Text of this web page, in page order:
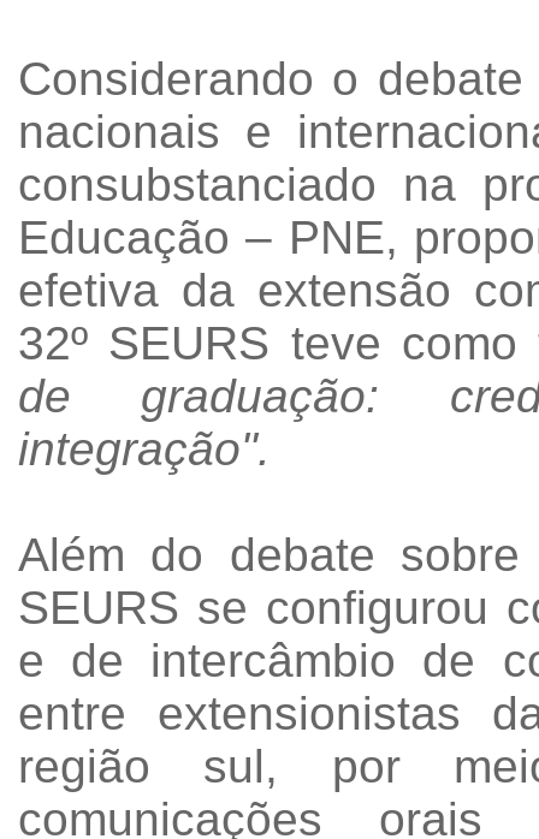
Considerando o
nacionais e
consubstanciado na
Educação – PNE,
efetiva da extensão
32º SEURS teve
de graduação:
integração".
Além do debate
SEURS se configurou
e de intercâmbio de
entre extensionistas
região sul, por
comunicações orais